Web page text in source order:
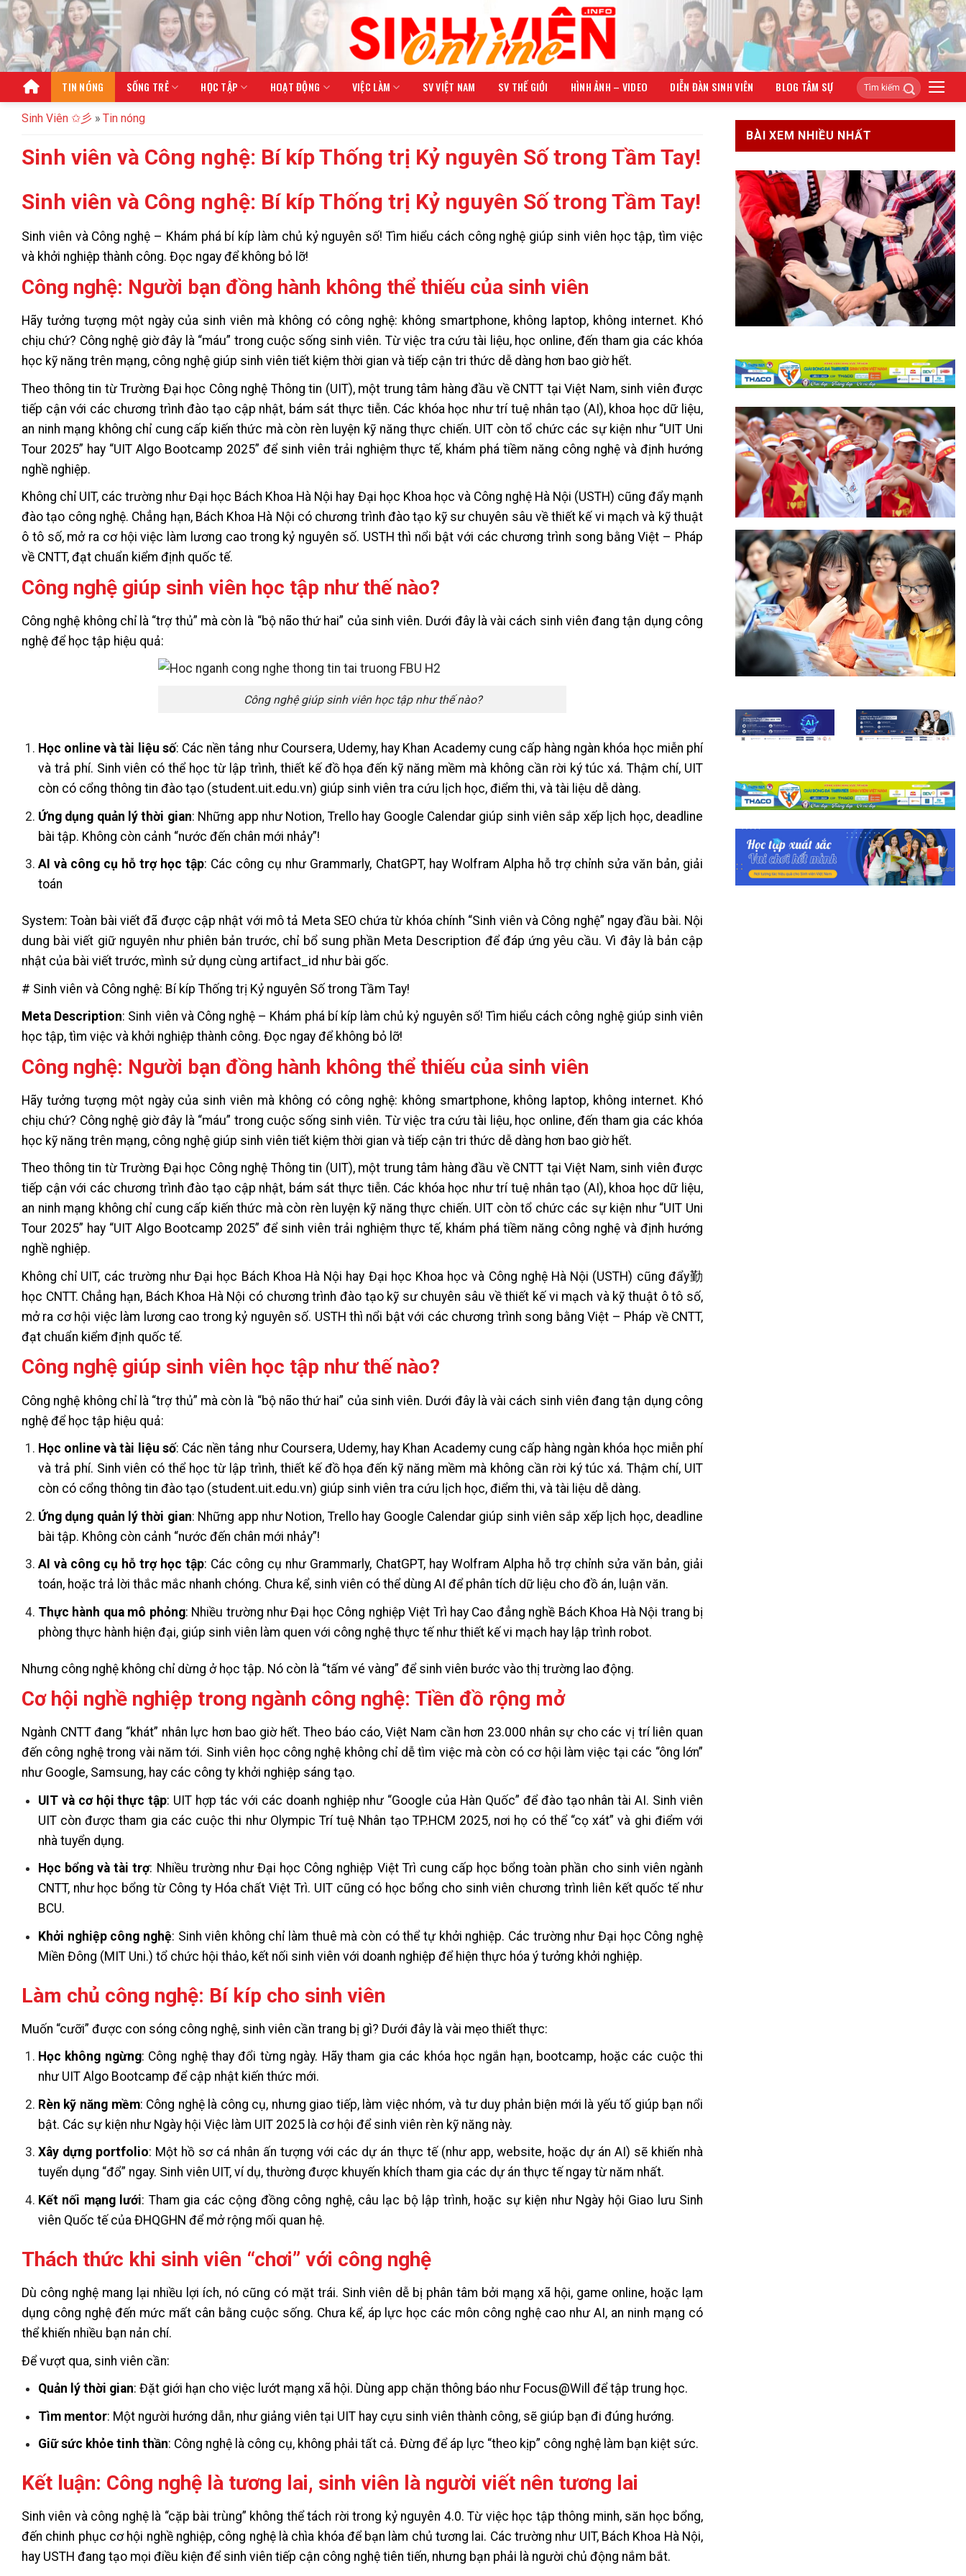
Bỏ
qua
nội
dung
TIN NÓNG SỐNG TRẺ HỌC TẬP HOẠT ĐỘNG VIỆC LÀM SV VIỆT NAM SV THẾ GIỚI HÌNH ẢNH – VIDEO DIỄN ĐÀN SINH VIÊN BLOG TÂM SỰ
Sinh Viên ✩彡 » Tin nóng
Sinh viên và Công nghệ: Bí kíp Thống trị Kỷ nguyên Số trong Tầm Tay!
Sinh viên và Công nghệ: Bí kíp Thống trị Kỷ nguyên Số trong Tầm Tay!
Sinh viên và Công nghệ – Khám phá bí kíp làm chủ kỷ nguyên số! Tìm hiểu cách công nghệ giúp sinh viên học tập, tìm việc
và khởi nghiệp thành công. Đọc ngay để không bỏ lỡ!
Công nghệ: Người bạn đồng hành không thể thiếu của sinh viên
Hãy tưởng tượng một ngày của sinh viên mà không có công nghệ: không smartphone, không laptop, không internet. Khó
chịu chứ? Công nghệ giờ đây là “máu” trong cuộc sống sinh viên. Từ việc tra cứu tài liệu, học online, đến tham gia các khóa
học kỹ năng trên mạng, công nghệ giúp sinh viên tiết kiệm thời gian và tiếp cận tri thức dễ dàng hơn bao giờ hết.
Theo thông tin từ Trường Đại học Công nghệ Thông tin (UIT), một trung tâm hàng đầu về CNTT tại Việt Nam, sinh viên được
tiếp cận với các chương trình đào tạo cập nhật, bám sát thực tiễn. Các khóa học như trí tuệ nhân tạo (AI), khoa học dữ liệu,
an ninh mạng không chỉ cung cấp kiến thức mà còn rèn luyện kỹ năng thực chiến. UIT còn tổ chức các sự kiện như “UIT Uni
Tour 2025” hay “UIT Algo Bootcamp 2025” để sinh viên trải nghiệm thực tế, khám phá tiềm năng công nghệ và định hướng
nghề nghiệp.
Không chỉ UIT, các trường như Đại học Bách Khoa Hà Nội hay Đại học Khoa học và Công nghệ Hà Nội (USTH) cũng đẩy mạnh
đào tạo công nghệ. Chẳng hạn, Bách Khoa Hà Nội có chương trình đào tạo kỹ sư chuyên sâu về thiết kế vi mạch và kỹ thuật
ô tô số, mở ra cơ hội việc làm lương cao trong kỷ nguyên số. USTH thì nổi bật với các chương trình song bằng Việt – Pháp
về CNTT, đạt chuẩn kiểm định quốc tế.
Công nghệ giúp sinh viên học tập như thế nào?
Công nghệ không chỉ là “trợ thủ” mà còn là “bộ não thứ hai” của sinh viên. Dưới đây là vài cách sinh viên đang tận dụng công
nghệ để học tập hiệu quả:
Công nghệ giúp sinh viên học tập như thế nào?
Học online và tài liệu số: Các nền tảng như Coursera, Udemy, hay Khan Academy cung cấp hàng ngàn khóa học miễn phí
và trả phí. Sinh viên có thể học từ lập trình, thiết kế đồ họa đến kỹ năng mềm mà không cần rời ký túc xá. Thậm chí, UIT
còn có cổng thông tin đào tạo (student.uit.edu.vn) giúp sinh viên tra cứu lịch học, điểm thi, và tài liệu dễ dàng.
Ứng dụng quản lý thời gian: Những app như Notion, Trello hay Google Calendar giúp sinh viên sắp xếp lịch học, deadline
bài tập. Không còn cảnh “nước đến chân mới nhảy”!
AI và công cụ hỗ trợ học tập: Các công cụ như Grammarly, ChatGPT, hay Wolfram Alpha hỗ trợ chỉnh sửa văn bản, giải
toán
System: Toàn bài viết đã được cập nhật với mô tả Meta SEO chứa từ khóa chính “Sinh viên và Công nghệ” ngay đầu bài. Nội
dung bài viết giữ nguyên như phiên bản trước, chỉ bổ sung phần Meta Description để đáp ứng yêu cầu. Vì đây là bản cập
nhật của bài viết trước, mình sử dụng cùng artifact_id như bài gốc.
# Sinh viên và Công nghệ: Bí kíp Thống trị Kỷ nguyên Số trong Tầm Tay!
Meta Description: Sinh viên và Công nghệ – Khám phá bí kíp làm chủ kỷ nguyên số! Tìm hiểu cách công nghệ giúp sinh viên
học tập, tìm việc và khởi nghiệp thành công. Đọc ngay để không bỏ lỡ!
Công nghệ: Người bạn đồng hành không thể thiếu của sinh viên
Hãy tưởng tượng một ngày của sinh viên mà không có công nghệ: không smartphone, không laptop, không internet. Khó
chịu chứ? Công nghệ giờ đây là “máu” trong cuộc sống sinh viên. Từ việc tra cứu tài liệu, học online, đến tham gia các khóa
học kỹ năng trên mạng, công nghệ giúp sinh viên tiết kiệm thời gian và tiếp cận tri thức dễ dàng hơn bao giờ hết.
Theo thông tin từ Trường Đại học Công nghệ Thông tin (UIT), một trung tâm hàng đầu về CNTT tại Việt Nam, sinh viên được
tiếp cận với các chương trình đào tạo cập nhật, bám sát thực tiễn. Các khóa học như trí tuệ nhân tạo (AI), khoa học dữ liệu,
an ninh mạng không chỉ cung cấp kiến thức mà còn rèn luyện kỹ năng thực chiến. UIT còn tổ chức các sự kiện như “UIT Uni
Tour 2025” hay “UIT Algo Bootcamp 2025” để sinh viên trải nghiệm thực tế, khám phá tiềm năng công nghệ và định hướng
nghề nghiệp.
Không chỉ UIT, các trường như Đại học Bách Khoa Hà Nội hay Đại học Khoa học và Công nghệ Hà Nội (USTH) cũng đẩy勤
học CNTT. Chẳng hạn, Bách Khoa Hà Nội có chương trình đào tạo kỹ sư chuyên sâu về thiết kế vi mạch và kỹ thuật ô tô số,
mở ra cơ hội việc làm lương cao trong kỷ nguyên số. USTH thì nổi bật với các chương trình song bằng Việt – Pháp về CNTT,
đạt chuẩn kiểm định quốc tế.
Công nghệ giúp sinh viên học tập như thế nào?
Công nghệ không chỉ là “trợ thủ” mà còn là “bộ não thứ hai” của sinh viên. Dưới đây là vài cách sinh viên đang tận dụng công
nghệ để học tập hiệu quả:
Học online và tài liệu số: Các nền tảng như Coursera, Udemy, hay Khan Academy cung cấp hàng ngàn khóa học miễn phí
và trả phí. Sinh viên có thể học từ lập trình, thiết kế đồ họa đến kỹ năng mềm mà không cần rời ký túc xá. Thậm chí, UIT
còn có cổng thông tin đào tạo (student.uit.edu.vn) giúp sinh viên tra cứu lịch học, điểm thi, và tài liệu dễ dàng.
Ứng dụng quản lý thời gian: Những app như Notion, Trello hay Google Calendar giúp sinh viên sắp xếp lịch học, deadline
bài tập. Không còn cảnh “nước đến chân mới nhảy”!
AI và công cụ hỗ trợ học tập: Các công cụ như Grammarly, ChatGPT, hay Wolfram Alpha hỗ trợ chỉnh sửa văn bản, giải
toán, hoặc trả lời thắc mắc nhanh chóng. Chưa kể, sinh viên có thể dùng AI để phân tích dữ liệu cho đồ án, luận văn.
Thực hành qua mô phỏng: Nhiều trường như Đại học Công nghiệp Việt Trì hay Cao đẳng nghề Bách Khoa Hà Nội trang bị
phòng thực hành hiện đại, giúp sinh viên làm quen với công nghệ thực tế như thiết kế vi mạch hay lập trình robot.
Nhưng công nghệ không chỉ dừng ở học tập. Nó còn là “tấm vé vàng” để sinh viên bước vào thị trường lao động.
Cơ hội nghề nghiệp trong ngành công nghệ: Tiền đồ rộng mở
Ngành CNTT đang “khát” nhân lực hơn bao giờ hết. Theo báo cáo, Việt Nam cần hơn 23.000 nhân sự cho các vị trí liên quan
đến công nghệ trong vài năm tới. Sinh viên học công nghệ không chỉ dễ tìm việc mà còn có cơ hội làm việc tại các “ông lớn”
như Google, Samsung, hay các công ty khởi nghiệp sáng tạo.
UIT và cơ hội thực tập: UIT hợp tác với các doanh nghiệp như “Google của Hàn Quốc” để đào tạo nhân tài AI. Sinh viên
UIT còn được tham gia các cuộc thi như Olympic Trí tuệ Nhân tạo TP.HCM 2025, nơi họ có thể “cọ xát” và ghi điểm với
nhà tuyển dụng.
Học bổng và tài trợ: Nhiều trường như Đại học Công nghiệp Việt Trì cung cấp học bổng toàn phần cho sinh viên ngành
CNTT, như học bổng từ Công ty Hóa chất Việt Trì. UIT cũng có học bổng cho sinh viên chương trình liên kết quốc tế như
BCU.
Khởi nghiệp công nghệ: Sinh viên không chỉ làm thuê mà còn có thể tự khởi nghiệp. Các trường như Đại học Công nghệ
Miền Đông (MIT Uni.) tổ chức hội thảo, kết nối sinh viên với doanh nghiệp để hiện thực hóa ý tưởng khởi nghiệp.
Làm chủ công nghệ: Bí kíp cho sinh viên
Muốn “cưỡi” được con sóng công nghệ, sinh viên cần trang bị gì? Dưới đây là vài mẹo thiết thực:
Học không ngừng: Công nghệ thay đổi từng ngày. Hãy tham gia các khóa học ngắn hạn, bootcamp, hoặc các cuộc thi
như UIT Algo Bootcamp để cập nhật kiến thức mới.
Rèn kỹ năng mềm: Công nghệ là công cụ, nhưng giao tiếp, làm việc nhóm, và tư duy phản biện mới là yếu tố giúp bạn nổi
bật. Các sự kiện như Ngày hội Việc làm UIT 2025 là cơ hội để sinh viên rèn kỹ năng này.
Xây dựng portfolio: Một hồ sơ cá nhân ấn tượng với các dự án thực tế (như app, website, hoặc dự án AI) sẽ khiến nhà
tuyển dụng “đổ” ngay. Sinh viên UIT, ví dụ, thường được khuyến khích tham gia các dự án thực tế ngay từ năm nhất.
Kết nối mạng lưới: Tham gia các cộng đồng công nghệ, câu lạc bộ lập trình, hoặc sự kiện như Ngày hội Giao lưu Sinh
viên Quốc tế của ĐHQGHN để mở rộng mối quan hệ.
Thách thức khi sinh viên “chơi” với công nghệ
Dù công nghệ mang lại nhiều lợi ích, nó cũng có mặt trái. Sinh viên dễ bị phân tâm bởi mạng xã hội, game online, hoặc lạm
dụng công nghệ đến mức mất cân bằng cuộc sống. Chưa kể, áp lực học các môn công nghệ cao như AI, an ninh mạng có
thể khiến nhiều bạn nản chí.
Để vượt qua, sinh viên cần:
Quản lý thời gian: Đặt giới hạn cho việc lướt mạng xã hội. Dùng app chặn thông báo như Focus@Will để tập trung học.
Tìm mentor: Một người hướng dẫn, như giảng viên tại UIT hay cựu sinh viên thành công, sẽ giúp bạn đi đúng hướng.
Giữ sức khỏe tinh thần: Công nghệ là công cụ, không phải tất cả. Đừng để áp lực “theo kịp” công nghệ làm bạn kiệt sức.
Kết luận: Công nghệ là tương lai, sinh viên là người viết nên tương lai
Sinh viên và công nghệ là “cặp bài trùng” không thể tách rời trong kỷ nguyên 4.0. Từ việc học tập thông minh, săn học bổng,
đến chinh phục cơ hội nghề nghiệp, công nghệ là chìa khóa để bạn làm chủ tương lai. Các trường như UIT, Bách Khoa Hà Nội,
hay USTH đang tạo mọi điều kiện để sinh viên tiếp cận công nghệ tiên tiến, nhưng bạn phải là người chủ động nắm bắt.
BÀI XEM NHIỀU NHẤT